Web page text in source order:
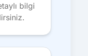
bilgi